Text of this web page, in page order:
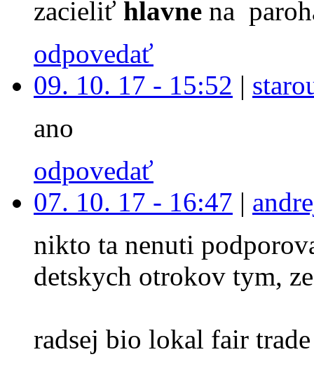
zacieliť hlavne na
odpovedať
09. 10. 17 - 15:52 |
ano
odpovedať
07. 10. 17 - 16:47 |
nikto ta nenuti
detskych otrokov tym,
radsej bio lokal fair